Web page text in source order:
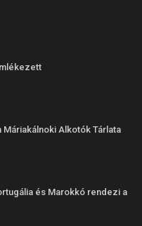
Máriakálnoki Alkotók Tárlata
és Marokkó rendezi a